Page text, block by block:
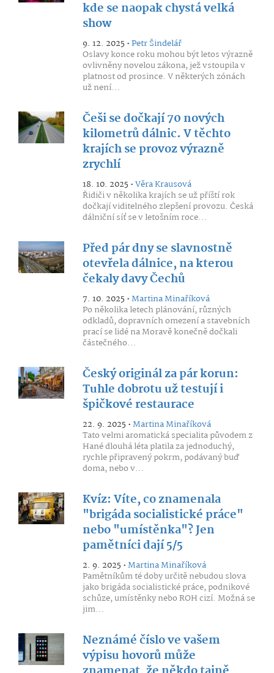
kde se naopak chystá velká
show
9. 12. 2025 •Petr Šindelář
Oslavy konce roku mohou být letos výrazně
ovlivněny novelou zákona, jež vstoupila v
platnost od prosince. V některých zónách
už není...
Češi se dočkají 70 nových
kilometrů dálnic. V těchto
krajích se provoz výrazně
zrychlí
18. 10. 2025 •Věra Krausová
Řidiči v několika krajích se už příští rok
dočkají viditelného zlepšení provozu. Česká
dálniční síť se v letošním roce...
Před pár dny se slavnostně
otevřela dálnice, na kterou
čekaly davy Čechů
7. 10. 2025 •Martina Minaříková
Po několika letech plánování, různých
odkladů, dopravních omezení a stavebních
prací se lidé na Moravě konečně dočkali
částečného...
Český originál za pár korun:
Tuhle dobrotu už testují i
špičkové restaurace
22. 9. 2025 •Martina Minaříková
Tato velmi aromatická specialita původem z
Hané dlouhá léta platila za jednoduchý,
rychle připravený pokrm, podávaný buď
doma, nebo v...
Kvíz: Víte, co znamenala
"brigáda socialistické práce"
nebo "umístěnka"? Jen
pamětníci dají 5/5
2. 9. 2025 •Martina Minaříková
Pamětníkům té doby určitě nebudou slova
jako brigáda socialistické práce, podnikové
schůze, umístěnky nebo ROH cizí. Možná se
jim...
Neznámé číslo ve vašem
výpisu hovorů může